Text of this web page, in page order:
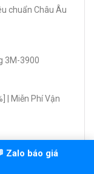
chuẩn Châu Âu
3M-3900
| Miễn Phí Vận
Phí Vận Chuyển
Zalo báo giá